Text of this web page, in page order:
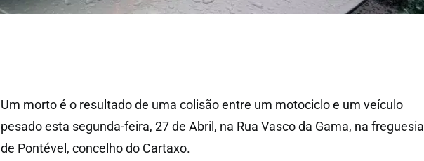
Um morto é o resultado de uma colisão entre um motociclo e um veículo
pesado esta segunda-feira, 27 de Abril, na Rua Vasco da Gama, na freguesia
de Pontével, concelho do Cartaxo.